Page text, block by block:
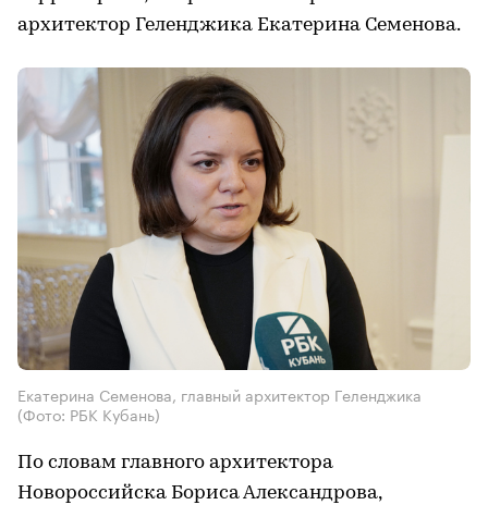
архитектор Геленджика Екатерина Семенова.
Екатерина Семенова, главный архитектор Геленджика
(Фото: РБК Кубань)
По словам главного архитектора
Новороссийска Бориса Александрова,